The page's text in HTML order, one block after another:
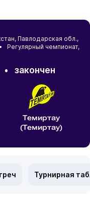
, Павлодарская обл.,
Регулярный чемпионат,
• закончен
Темиртау
(Темиртау)
Турнирная